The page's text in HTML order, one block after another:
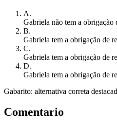
A.
Gabriela não tem a
B.
Gabriela tem a obrigação de
C.
Gabriela tem a obrigação de
D.
Gabriela tem a obrigação de
Gabarito: alternativa correta
Comentario